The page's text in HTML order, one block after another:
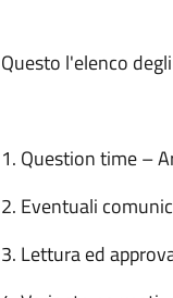
Questo l'elenco
1. Question time –
2. Eventuali
3. Lettura ed